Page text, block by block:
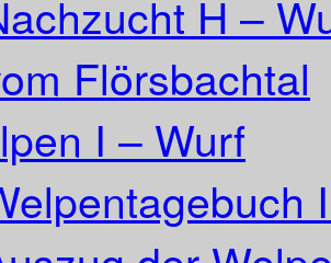
H –
Flörsbachtal
I – Wurf